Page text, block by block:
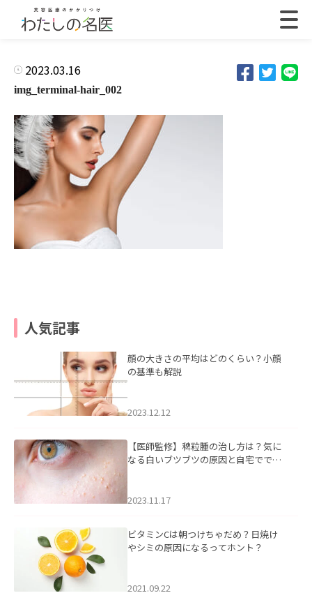
2023.03.16
img_terminal-hair_002
人気記事
顔の大きさの平均はどのくらい？小顔
の基準も解説
2023.12.12
【医師監修】稗粒腫の治し方は？気に
なる白いブツブツの原因と自宅ででき
2023.11.17
ビタミンCは朝つけちゃだめ？日焼け
やシミの原因になるってホント？
2021.09.22